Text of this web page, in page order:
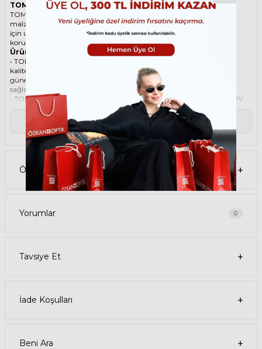
TOMFORD 1202 ICON 01A 56 Siyah Kadın Güneş Gözlüğü
TOMFORD ikonik Köşeli Asetat güneş gözlüğü, tarzı ve kaliteli
malzemesi ile göz alıcı bir aksesuar. Hem erkekler hem de kadınlar
için uygun olan bu güneş gözlüğü, güneşin zararlı ışınlarından
korunmanızı sağlarken, stilinizi de yansıtır.
Ürün Faydaları
• TOMFORD 1202 ICON 01A 56 Siyah Kadın güneş gözlüğü, yüksek
kaliteli Asetat çerçeveye ve Organik lense sahiptir. Bu malzemeler,
güneş gözlüğünüzün uzun ömürlü, dayanıklı ve konforlu olmasını
sağlar.
• TOMFORD 1202 ICON 01A 56 Kadın Siyah güneş gözlüğü, %100 UV
koruması sunar. Bu sayede, gözlerinizi güneşin zararlı ışınlarından
korur ve göz sağlığınızı korur. Yeşil cam rengi, ışığı dengeli bir şekilde
filtreler ve her ortamda rahat bir görüş sağlar.
Paket İçeriği
• TOMFORD 1202 ICON 01A 56 Siyah Kadın Güneş Gözlüğü
• Gözlük temizleme spreyi
• Gözlük temizleme bezi
Ürün Kullanımı
• TOMFORD 1202 ICON 01A 56 Siyah Kadın güneş gözlüğünüzü,
kullanabilirsiniz. Güneş gözlüğünüzü, yüz şeklinize uygun bir
tarzlarla uyum sağlar. Güneş gözlüğünüzü, tişört, kot, ceket, elbise,
durumu sınırlıdır, elinizi çabuk tutun. Ürünü sepetinize ekleyerek
veya hemen al butonuna tıklayarak sipariş verebilirsiniz.
• Ürününüz, siparişinizi verdikten sonra 1-3 iş günü içinde kargoya
▼ Devamını Oku
Ödeme Seçenekleri
Yorumlar 0
Tavsiye Et
İade Koşulları
Beni Ara